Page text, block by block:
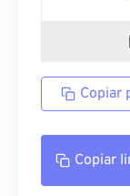
Copiar
Copiar